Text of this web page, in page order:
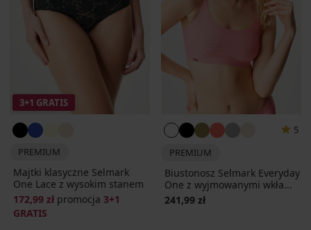
3+1 GRATIS
PREMIUM
Majtki klasyczne Selmark
One Lace z wysokim stanem
172,99 zł promocja 3+1
GRATIS
5
PREMIUM
Biustonosz Selmark Everyday
One z wyjmowanymi wkła...
241,99 zł